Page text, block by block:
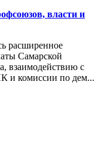
власти и
расширенное
Самарской
взаимодействию с
и комиссии по дем...